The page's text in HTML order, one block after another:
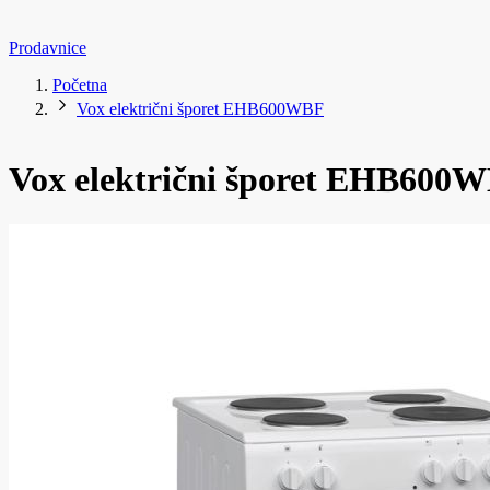
Prodavnice
Početna
Vox električni šporet EHB600WBF
Vox električni šporet